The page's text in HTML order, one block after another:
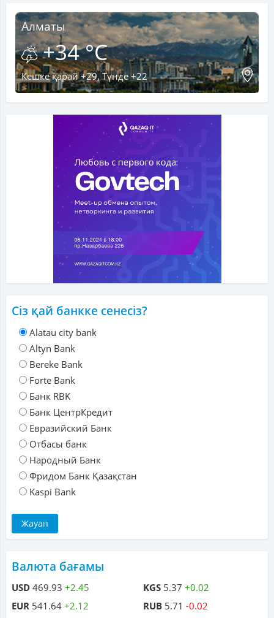
Алматы
+34 °C
Кешке қарай +29, Түнде +22
Сіз қай банкке сенесіз?
Alatau city bank
Altyn Bank
Bereke Bank
Forte Bank
Банк RBK
Банк ЦентрКредит
Евразийский Банк
Отбасы банк
Народный Банк
Фридом Банк Қазақстан
Kaspi Bank
Валюта бағамы
USD 469.93 +2.45
EUR 541.64 +2.12
KGS 5.37 +0.02
RUB 5.71 -0.02